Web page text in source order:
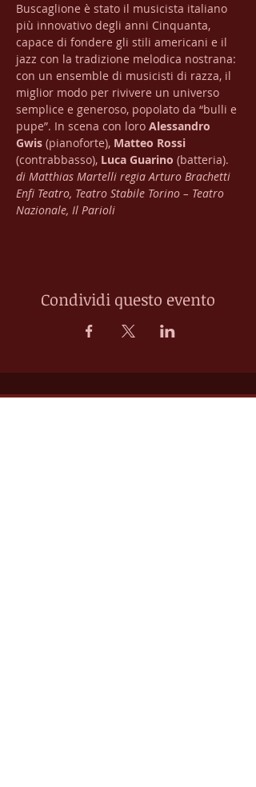
Buscaglione è stato il musicista italiano
più innovativo degli anni Cinquanta,
capace di fondere gli stili americani e il
jazz con la tradizione melodica nostrana:
con un ensemble di musicisti di razza, il
miglior modo per rivivere un universo
semplice e generoso, popolato da “bulli e
pupe”. In scena con loro Alessandro
Gwis (pianoforte), Matteo Rossi
(contrabbasso), Luca Guarino (batteria).
di Matthias Martelli regia Arturo Brachetti
Enfi Teatro, Teatro Stabile Torino – Teatro
Nazionale, Il Parioli
Condividi questo evento